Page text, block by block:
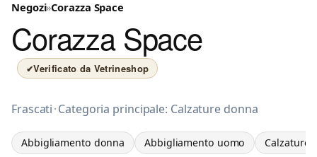
Negozi»Corazza Space
Corazza Space
✔Verificato da Vetrineshop
Abbigliamento donna a Frascati
Frascati·Categoria principale: Calzature donna
Abbigliamento donna Abbigliamento uomo Calzature